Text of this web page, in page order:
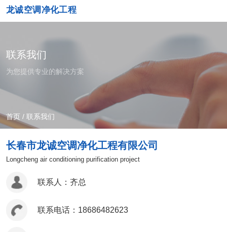
龙诚空调净化工程
联系我们
为您提供专业的解决方案
首页 / 联系我们
长春市龙诚空调净化工程有限公司
Longcheng air conditioning purification project
联系人：齐总
联系电话：18686482623